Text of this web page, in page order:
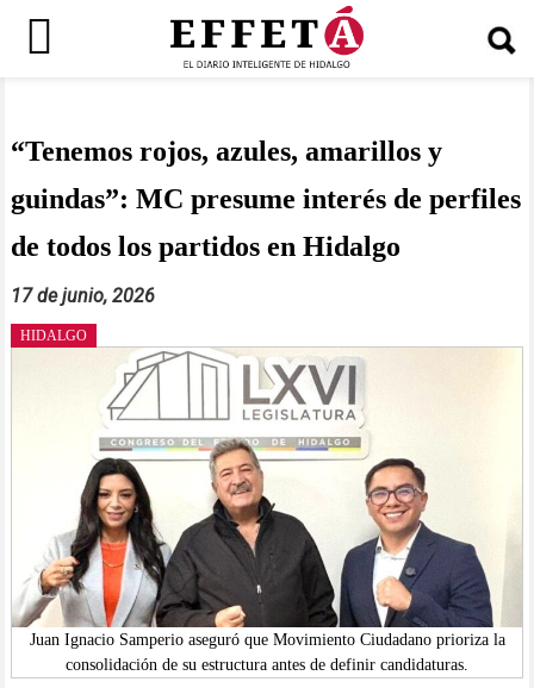
contenido
“Tenemos rojos, azules, amarillos y
guindas”: MC presume interés de perfiles
de todos los partidos en Hidalgo
17 de junio, 2026
Juan Ignacio Samperio aseguró que Movimiento Ciudadano prioriza la
consolidación de su estructura antes de definir candidaturas.
HIDALGO